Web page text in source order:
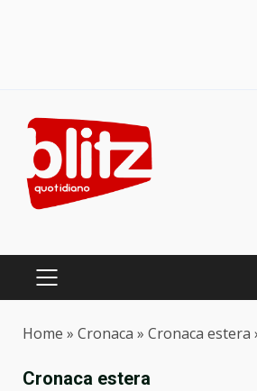
content
PRIMARY
Home » Cronaca » Cronaca estera
Cronaca estera